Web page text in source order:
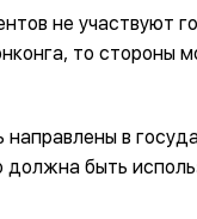
не участвуют
то стороны
в
быть